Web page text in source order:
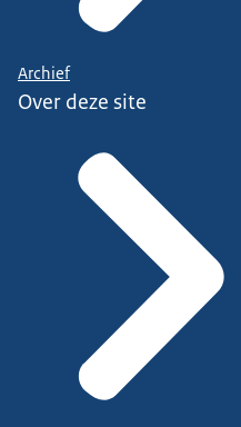
Archief
Over deze site